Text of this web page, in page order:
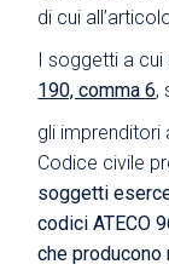
di cui
I soggetti a cui
190, comma 6,
gli imprenditori
Codice civile
soggetti
codici ATECO
che